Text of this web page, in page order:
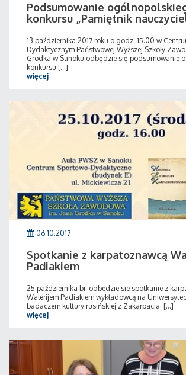
Podsumowanie
konkursu „Pamiętnik
13 października 2017 roku o godz. 15.00 w
Dydaktycznym Państwowej Wyższej Szkoły
Grodka w Sanoku odbędzie się podsumowanie
konkursu [...]
więcej
06.10.2017
Spotkanie z karpatoznawcą
Padiakiem
25 października br. odbedzie sie spotkanie z
Walerijem Padiakiem wykładowcą na
badaczem kultury rusińskiej z Zakarpacia. [...]
więcej